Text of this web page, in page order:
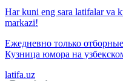
Har kuni eng sara latifalar va
markazi!
Ежедневно только
Кузница юмора на
latifa.uz